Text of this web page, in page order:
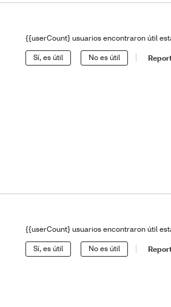
{{userCount} usuarios encontraron útil
Sí, es útil No es útil
{{userCount} usuarios encontraron útil
Sí, es útil No es útil